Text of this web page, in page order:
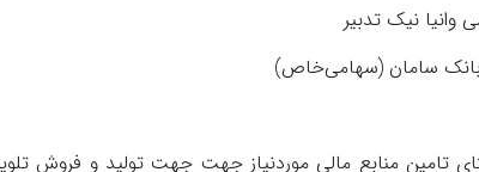
نیک تدبیر
بانک سامان (سهامی‌خاص)